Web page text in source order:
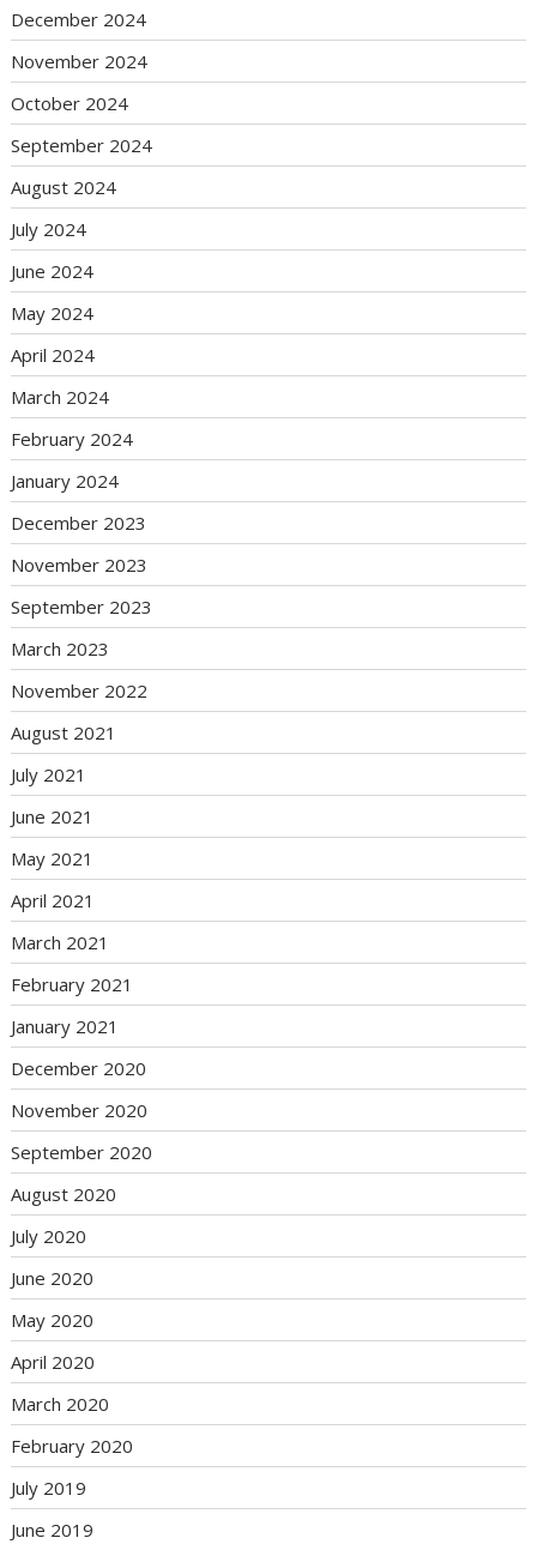
December 2024
November 2024
October 2024
September 2024
August 2024
July 2024
June 2024
May 2024
April 2024
March 2024
February 2024
January 2024
December 2023
November 2023
September 2023
March 2023
November 2022
August 2021
July 2021
June 2021
May 2021
April 2021
March 2021
February 2021
January 2021
December 2020
November 2020
September 2020
August 2020
July 2020
June 2020
May 2020
April 2020
March 2020
February 2020
July 2019
June 2019